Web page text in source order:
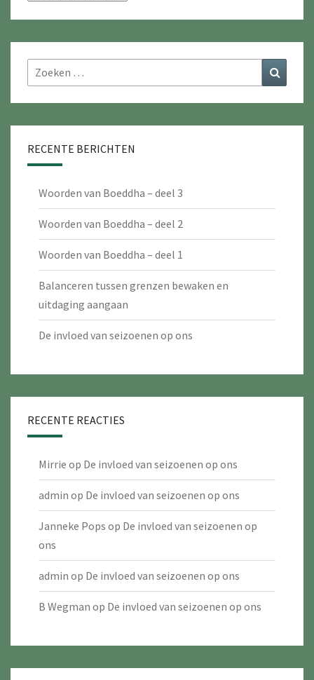
Zoeken
naar:
RECENTE BERICHTEN
Woorden van Boeddha – deel 3
Woorden van Boeddha – deel 2
Woorden van Boeddha – deel 1
Balanceren tussen grenzen bewaken en
uitdaging aangaan
De invloed van seizoenen op ons
RECENTE REACTIES
Mirrie op De invloed van seizoenen op ons
admin op De invloed van seizoenen op ons
Janneke Pops op De invloed van seizoenen op
ons
admin op De invloed van seizoenen op ons
B Wegman op De invloed van seizoenen op ons